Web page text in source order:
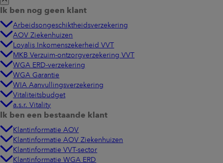
Ik ben nog geen klant
Arbeidsongeschiktheidsverzekering
AOV Ziekenhuizen
Loyalis Inkomenszekerheid VVT
MKB Verzuim-ontzorgverzekering VVT
WGA ERD-verzekering
WGA Garantie
WIA Aanvullingsverzekering
Vitaliteitsbudget
a.s.r. Vitality
Ik ben een bestaande klant
Klantinformatie AOV
Klantinformatie AOV Ziekenhuizen
Klantinformatie VVT-sector
Klantinformatie WGA ERD